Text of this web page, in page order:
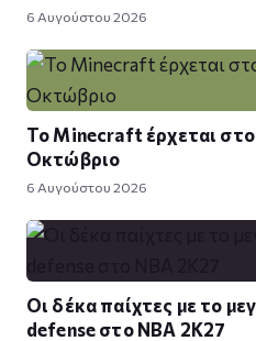
6 Αυγούστου 2026
Το Minecraft έρχεται
Οκτώβριο
6 Αυγούστου 2026
Οι δέκα παίχτες με το
defense στο NBA 2K27